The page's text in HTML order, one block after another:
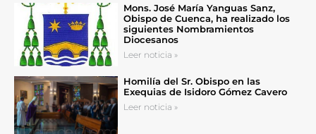
Mons. José María Yanguas Sanz,
Obispo de Cuenca, ha realizado los
siguientes Nombramientos
Diocesanos
Leer noticia »
Homilía del Sr. Obispo en las
Exequias de Isidoro Gómez Cavero
Leer noticia »